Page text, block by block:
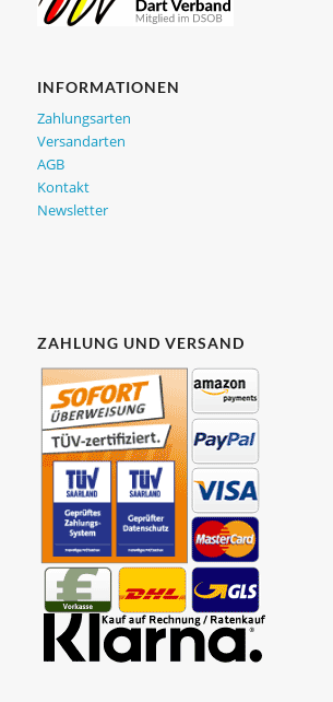
INFORMATIONEN
Zahlungsarten
Versandarten
AGB
Kontakt
Newsletter
ZAHLUNG UND VERSAND